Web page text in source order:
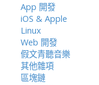
App 開發
iOS & Apple
Linux
Web 開發
假文青聽音樂
其他雜項
區塊鏈